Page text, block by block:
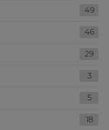
49
46
29
3
5
18